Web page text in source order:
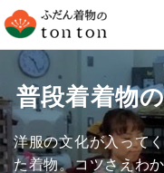
普段着着物
洋服の文化が入って
た着物。コツさえわ